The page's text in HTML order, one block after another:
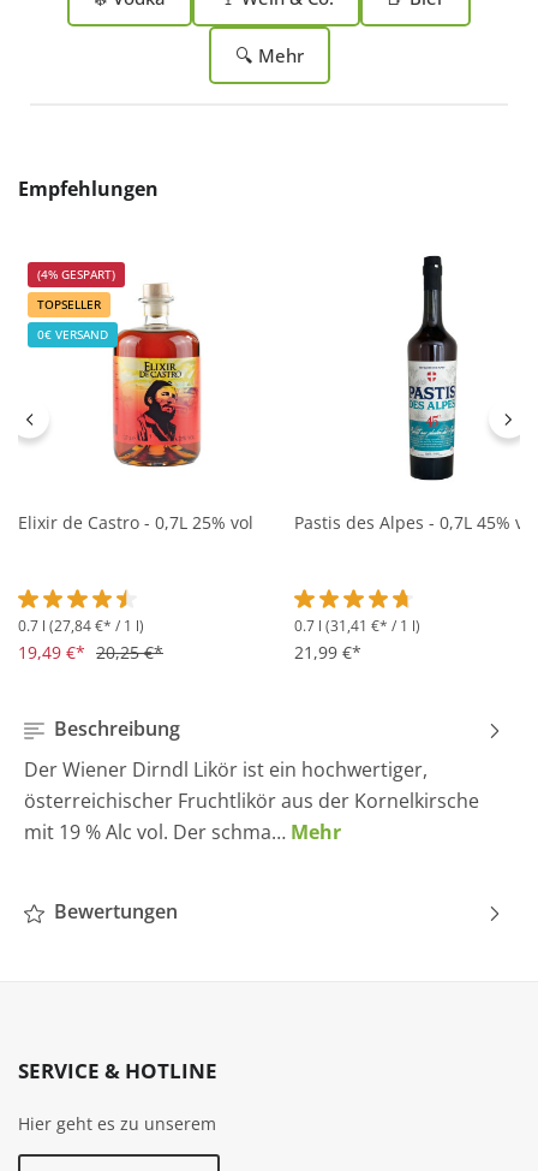
🔍 Mehr
Produktgalerie überspringen
Empfehlungen
(4% GESPART)
TOPSELLER
0€ VERSAND
Elixir de Castro - 0,7L 25% vol
Durchschnittliche Bewertung von 4.5 von 5 Sternen
0.7 l (27,84 €* / 1 l)
19,49 €* 20,25 €*
Pastis des Alpes - 0,7L 45% vol
Durchschnittliche
0.7 l (31,41 €* / 1 l)
21,99 €*
Beschreibung
Der Wiener Dirndl Likör ist ein hochwertiger,
österreichischer Fruchtlikör aus der Kornelkirsche
mit 19 % Alc vol. Der schma… Mehr
Bewertungen
SERVICE & HOTLINE
Hier geht es zu unserem